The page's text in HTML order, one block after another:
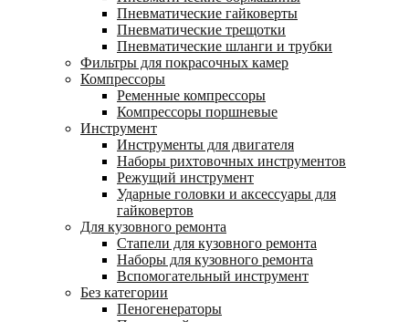
Пневматические гайковерты
Пневматические трещотки
Пневматические шланги и трубки
Фильтры для покрасочных камер
Компрессоры
Ременные компрессоры
Компрессоры поршневые
Инструмент
Инструменты для двигателя
Наборы рихтовочных инструментов
Режущий инструмент
Ударные головки и аксессуары для
гайковертов
Для кузовного ремонта
Стапели для кузовного ремонта
Наборы для кузовного ремонта
Вспомогательный инструмент
Без категории
Пеногенераторы